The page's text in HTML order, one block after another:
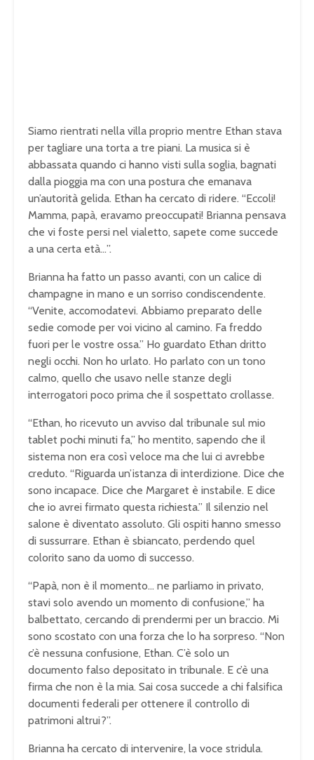
Siamo rientrati nella villa proprio mentre Ethan stava
per tagliare una torta a tre piani. La musica si è
abbassata quando ci hanno visti sulla soglia, bagnati
dalla pioggia ma con una postura che emanava
un’autorità gelida. Ethan ha cercato di ridere. “Eccoli!
Mamma, papà, eravamo preoccupati! Brianna pensava
che vi foste persi nel vialetto, sapete come succede
a una certa età…”.
Brianna ha fatto un passo avanti, con un calice di
champagne in mano e un sorriso condiscendente.
“Venite, accomodatevi. Abbiamo preparato delle
sedie comode per voi vicino al camino. Fa freddo
fuori per le vostre ossa.” Ho guardato Ethan dritto
negli occhi. Non ho urlato. Ho parlato con un tono
calmo, quello che usavo nelle stanze degli
interrogatori poco prima che il sospettato crollasse.
“Ethan, ho ricevuto un avviso dal tribunale sul mio
tablet pochi minuti fa,” ho mentito, sapendo che il
sistema non era così veloce ma che lui ci avrebbe
creduto. “Riguarda un’istanza di interdizione. Dice che
sono incapace. Dice che Margaret è instabile. E dice
che io avrei firmato questa richiesta.” Il silenzio nel
salone è diventato assoluto. Gli ospiti hanno smesso
di sussurrare. Ethan è sbiancato, perdendo quel
colorito sano da uomo di successo.
“Papà, non è il momento… ne parliamo in privato,
stavi solo avendo un momento di confusione,” ha
balbettato, cercando di prendermi per un braccio. Mi
sono scostato con una forza che lo ha sorpreso. “Non
c’è nessuna confusione, Ethan. C’è solo un
documento falso depositato in tribunale. E c’è una
firma che non è la mia. Sai cosa succede a chi falsifica
documenti federali per ottenere il controllo di
patrimoni altrui?”.
Brianna ha cercato di intervenire, la voce stridula.